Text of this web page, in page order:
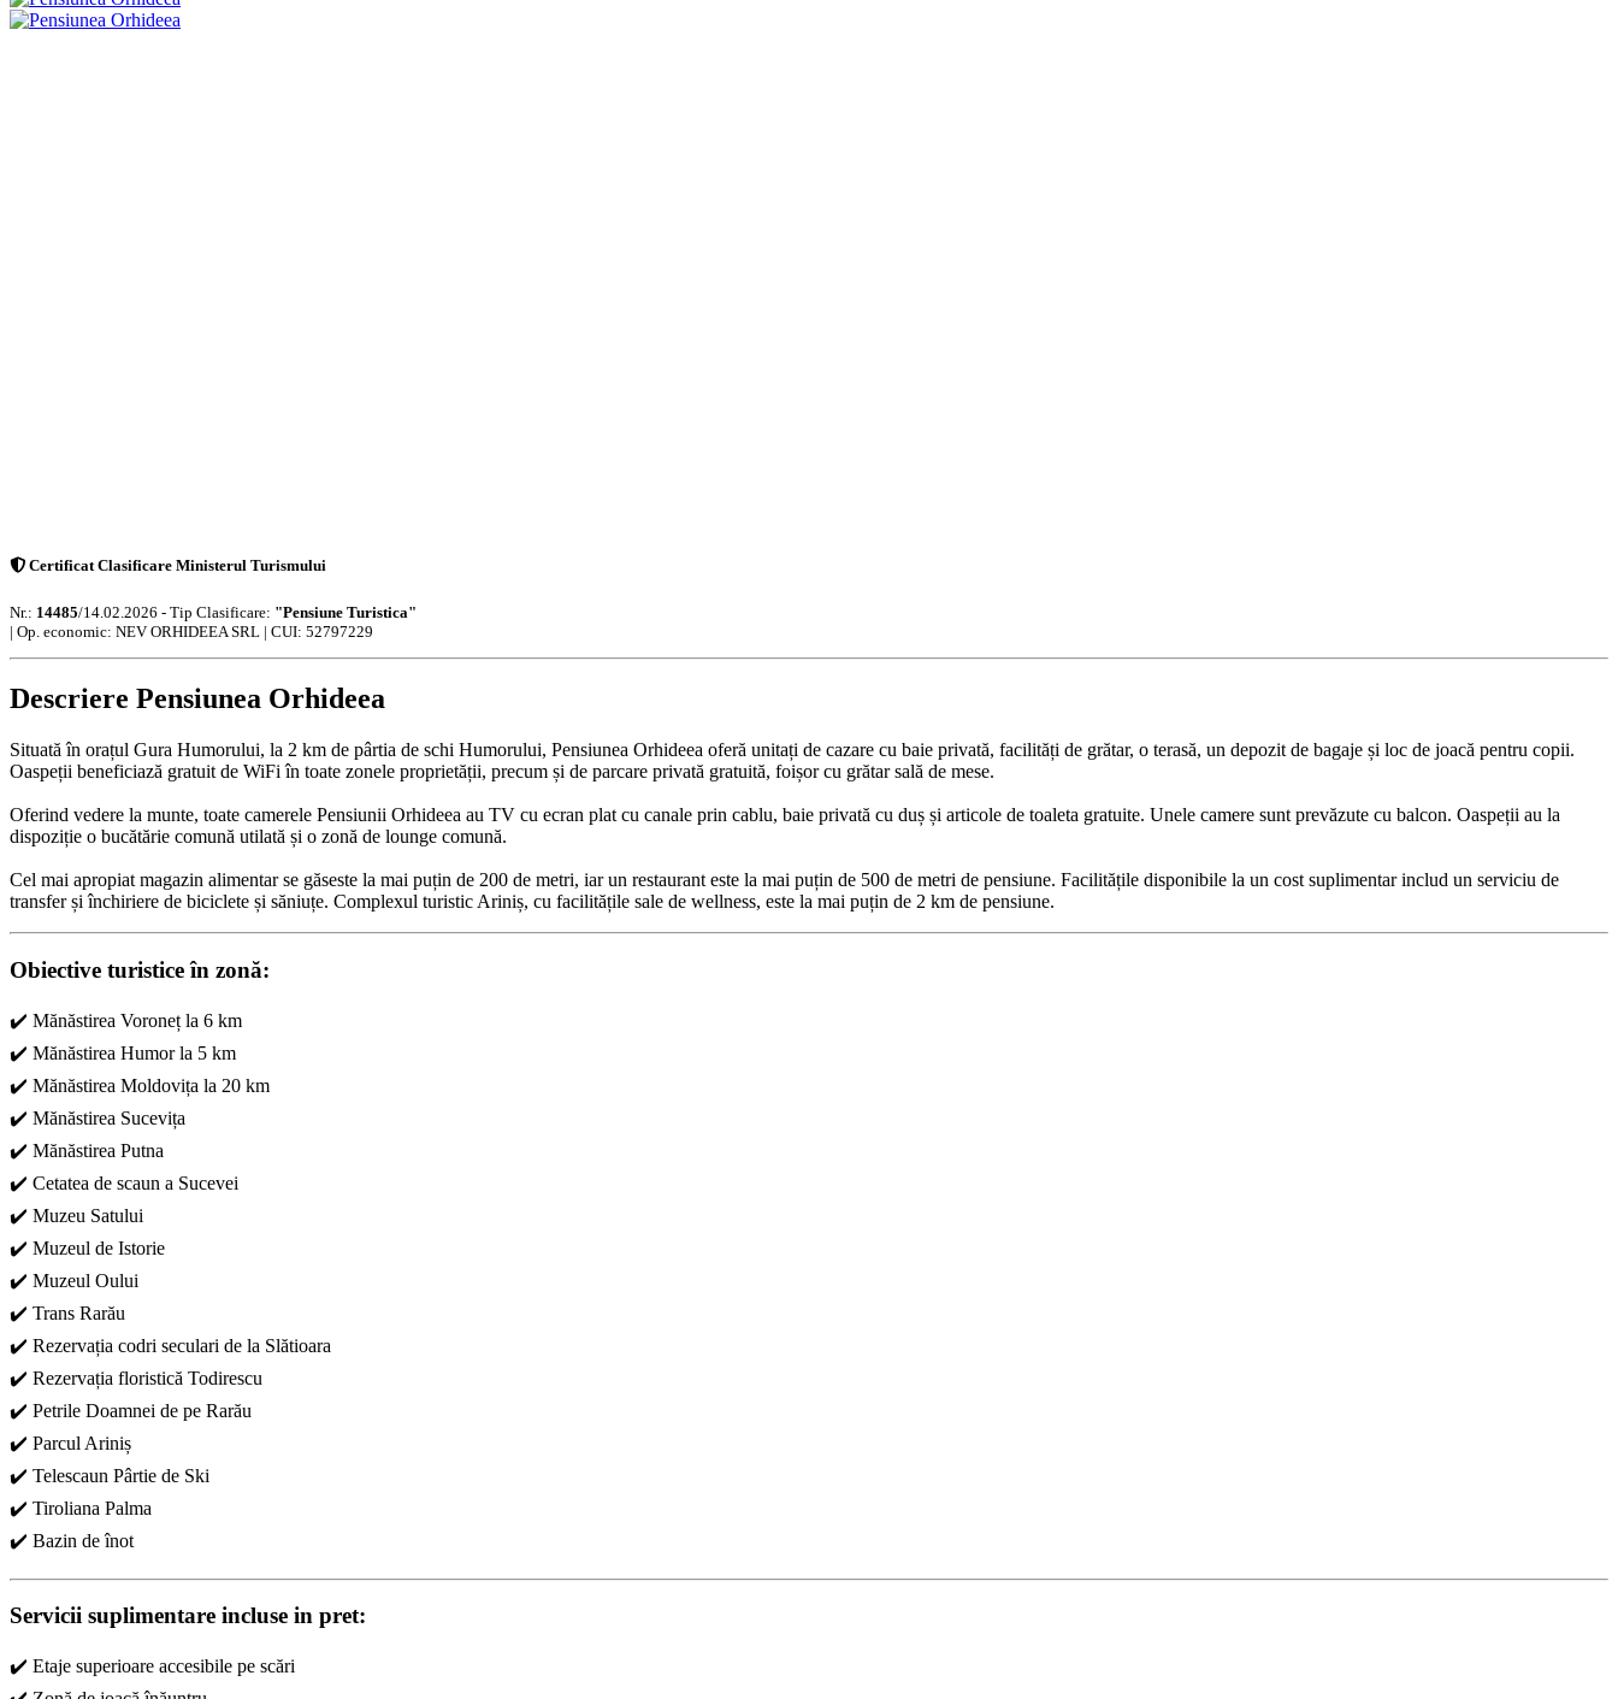
Certificat Clasificare Ministerul Turismului
Nr.: 14485/14.02.2026 - Tip Clasificare: "Pensiune Turistica"
| Op. economic: NEV ORHIDEEA SRL | CUI: 52797229
Descriere Pensiunea Orhideea
Situată în orațul Gura Humorului, la 2 km de pârtia de schi Humorului, Pensiunea Orhideea oferă unitați de cazare cu baie privată, facilități de grătar, o terasă, un depozit de bagaje și loc de joacă pentru copii.
Oaspeții beneficiază gratuit de WiFi în toate zonele proprietății, precum și de parcare privată gratuită, foișor cu grătar sală de mese.
Oferind vedere la munte, toate camerele Pensiunii Orhideea au TV cu ecran plat cu canale prin cablu, baie privată cu duș și articole de toaleta gratuite. Unele camere sunt prevăzute cu balcon. Oaspeții au la
dispoziție o bucătărie comună utilată și o zonă de lounge comună.
Cel mai apropiat magazin alimentar se găseste la mai puțin de 200 de metri, iar un restaurant este la mai puțin de 500 de metri de pensiune. Facilitățile disponibile la un cost suplimentar includ un serviciu de
transfer și închiriere de biciclete și săniuțe. Complexul turistic Ariniș, cu facilitățile sale de wellness, este la mai puțin de 2 km de pensiune.
Obiective turistice în zonă:
✔️ Mănăstirea Voroneț la 6 km
✔️ Mănăstirea Humor la 5 km
✔️ Mănăstirea Moldovița la 20 km
✔️ Mănăstirea Sucevița
✔️ Mănăstirea Putna
✔️ Cetatea de scaun a Sucevei
✔️ Muzeu Satului
✔️ Muzeul de Istorie
✔️ Muzeul Oului
✔️ Trans Rarău
✔️ Rezervația codri seculari de la Slătioara
✔️ Rezervația floristică Todirescu
✔️ Petrile Doamnei de pe Rarău
✔️ Parcul Ariniș
✔️ Telescaun Pârtie de Ski
✔️ Tiroliana Palma
✔️ Bazin de înot
Servicii suplimentare incluse in pret:
✔️ Etaje superioare accesibile pe scări